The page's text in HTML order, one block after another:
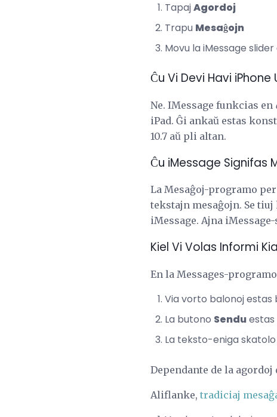
TapajAgordoj
Trapu Mesaĝojn
Movu la iMessage slider
Ĉu Vi Devi Havi iPhone
Ne. IMessage funkcias en
iPad. Ĝi ankaŭ estas
10.7 aŭ pli altan.
Ĉu iMessage Signifas
La Mesaĝoj-programo
tekstajn mesaĝojn. Se
iMessage. Ajna
Kiel Vi Volas Informi
En la Messages-
Via vorto balonoj estas
La butono Senduestas
La teksto-eniga
Dependante de la
Aliflanke, tradiciaj